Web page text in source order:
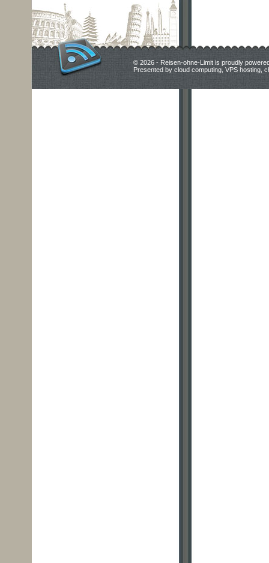
© 2026 - Reisen-ohne-Limit is proudly
Presented by cloud computing VPS hosting